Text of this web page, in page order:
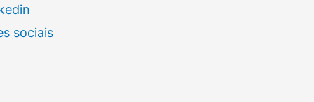
sociais